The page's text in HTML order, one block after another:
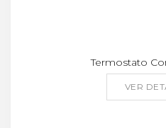
Termostato
VER